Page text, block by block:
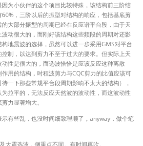
为小伙伴的这个项目比较特殊，该结构前三阶结
，三阶以后的振型对结构的响应，包括基底剪
大部分振型的周期已经在反应谱平台段，由于天
动很大的，而刚好该结构这些频段的周期对还影
地震波的选择，虽然可以进一步采用GMS对平台
制，以达到剪力不至于过大的要求。但实际上天
性是很大的，而选波恰恰是应该反应这种离散
用的结构，时程波剪力与CQC剪力的比值应该可
一下那些常规平台段周期影响不太大的结构），
拉平的，无法反应天然波的波动性，而这波动性
力显著增大。
示有些乱，也没时间细致理顺了，anyway，做个笔
大震选波，侧重点不同。有时间再吹。